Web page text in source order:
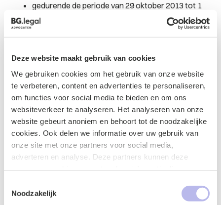
Deze website maakt gebruik van cookies
We gebruiken cookies om het gebruik van onze website
te verbeteren, content en advertenties te personaliseren,
om functies voor social media te bieden en om ons
websiteverkeer te analyseren. Het analyseren van onze
website gebeurt anoniem en behoort tot de noodzakelijke
cookies. Ook delen we informatie over uw gebruik van
onze site met onze partners voor social media,
adverteren en analyse. Deze partners kunnen deze
uw gebruik van hun services.
Noodzakelijk
gedurende de periode van 29 oktober 2013 tot 1
januari 2022 (voor Android apps); of
gedurende de periode van 29 oktober tot 26 april
ten minste één MoPub-app hebben geïnstalleerd
De collectieve actie zorgt ervoor dat de gedupeerden
geen individuele procedures, die te kostbaar en
complex zijn, op eigen initiatief hoeven te starten.
Aanmelden als gedupeerde
Net als bij vergelijkbare WAMCA-zaken hebben
Indien de rechter een schadevergoeding toekent,
kunnen deelnemers doorgaans aanspraak maken op